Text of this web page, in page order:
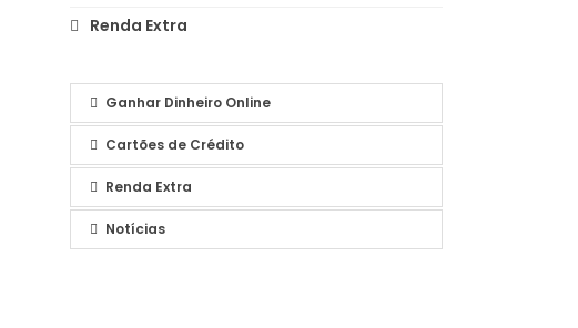
Renda Extra
Ganhar Dinheiro Online
Cartões de Crédito
Renda Extra
Notícias